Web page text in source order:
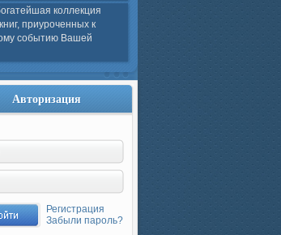
коллекция
приуроченных к
событию Вашей
Авторизация
Регистрация
Забыли пароль?